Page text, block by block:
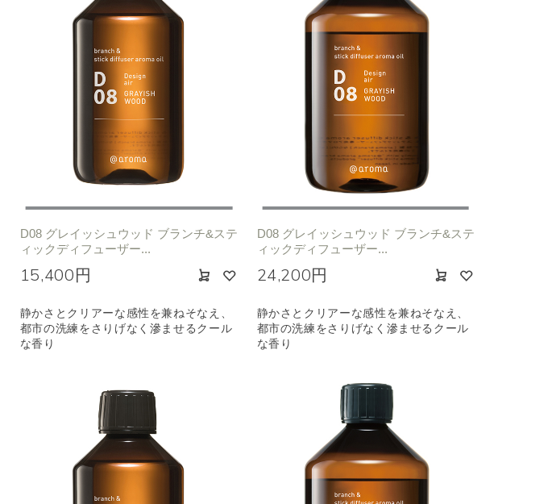
ビューティ
ウッド
D08 グレイッシュウッド ブランチ&ステ
ィックディフューザー...
15,400円
静かさとクリアーな感性を兼ねそなえ、
都市の洗練をさりげなく滲ませるクール
な香り
D08 グレイッシュウッド ブランチ&ステ
ィックディフューザー...
24,200円
静かさとクリアーな感性を兼ねそなえ、
都市の洗練をさりげなく滲ませるクール
な香り